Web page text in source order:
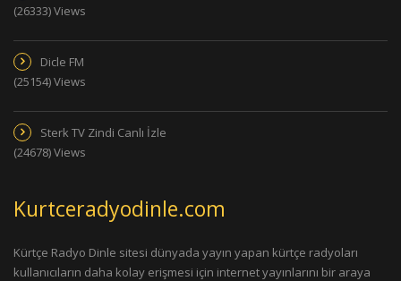
(26333) Views
Dicle FM
(25154) Views
Sterk TV Zindi Canlı İzle
(24678) Views
Kurtceradyodinle.com
Kürtçe Radyo Dinle sitesi dünyada yayın yapan kürtçe radyoları
kullanıcıların daha kolay erişmesi için internet yayınlarını bir araya